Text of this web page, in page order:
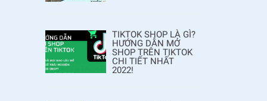
TIKTOK SHOP LÀ GÌ?
HƯỚNG DẪN MỞ
SHOP TRÊN TIKTOK
CHI TIẾT NHẤT
2022!